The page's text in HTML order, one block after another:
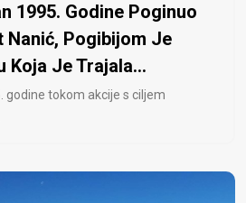
1995. Godine Poginuo
Nanić, Pogibijom Je
Koja Je Trajala...
godine tokom akcije s ciljem